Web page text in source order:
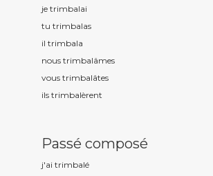
je trimbalai
tu trimbalas
il trimbala
nous trimbalâmes
vous trimbalâtes
ils trimbalèrent
Passé composé
j'ai trimbalé